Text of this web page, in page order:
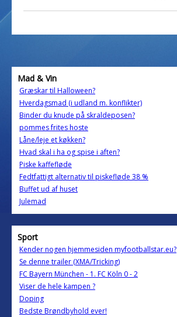
Mad & Vin
Græskar til Halloween?
Hverdagsmad (i udland m. konflikter)
Binder du knude på skraldeposen?
pommes frites hoste
Låne/leje et køkken?
Hvad skal i ha og spise i aften?
Piske kaffefløde
Fedtfattigt alternativ til piskefløde 38 %
Buffet ud af huset
Julemad
Sport
Kender nogen hjemmesiden myfootballstar.eu?
Se denne trailer (XMA/Tricking)
FC Bayern München - 1. FC Köln 0 - 2
Viser de hele kampen ?
Doping
Bedste Brøndbyhold ever!